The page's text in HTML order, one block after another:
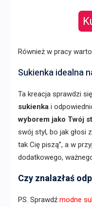
Również w pracy
Sukienka idealna
Ta kreacja sprawdzi
sukienkai
wyborem jako Twój
swój styl, bo jak głosi
tak Cię piszą”, a w
dodatkowego,
Czy znalazłaś
PS. Sprawdź modne